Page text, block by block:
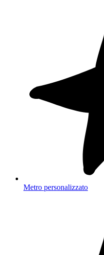
Metro personalizzato